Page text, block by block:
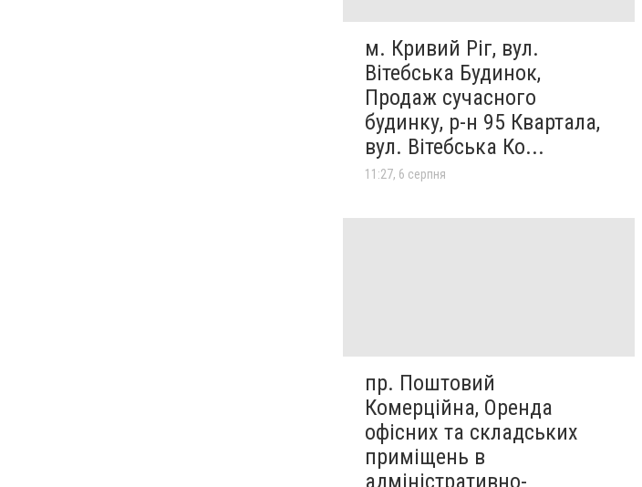
м. Кривий Ріг, вул.
Вітебська Будинок,
Продаж сучасного
будинку, р-н 95 Квартала,
вул. Вітебська Ко...
11:27, 6 серпня
пр. Поштовий
Комерційна, Оренда
офісних та складських
приміщень в
адміністративно-